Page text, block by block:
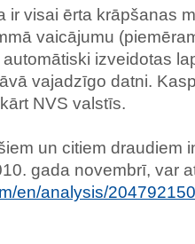
ir visai ērta krāpšanas
vaicājumu
izveidotas
vajadzīgo datni.
NVS valstīs.
un citiem draudiem
gada novembrī, var
en/analysis/